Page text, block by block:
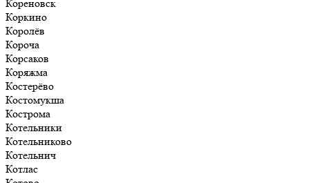
Кореновск
Коркино
Королёв
Короча
Корсаков
Коряжма
Костерёво
Костомукша
Кострома
Котельники
Котельниково
Котельнич
Котлас